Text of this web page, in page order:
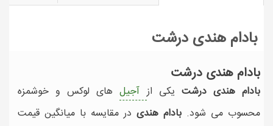
بادام هندی درشت
بادام هندی درشت
بادام هندی درشت یکی ازآجیلهای لوکس و خوشمزه
محسوب می شود. بادام هندی در مقایسه با میانگین قیمت